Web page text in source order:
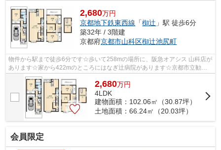
2,680万円
京都地下鉄東西線 「椥辻 」駅 徒歩6分
築32年 / 3階建
京都府京都市山科区椥辻池尻町
物件から駅まで徒歩6分です☆歩いて258mの場所に、阪急オアシス 山科店が
あります☆家から422mのところにはなぎ辻病院があります☆京都市立勧修
小学校まで徒歩9分☆子どもを安心して学校に...
2,680万円
4LDK
建物面積：102.06㎡（30.87坪）
土地面積：66.24㎡（20.03坪）
会員限定